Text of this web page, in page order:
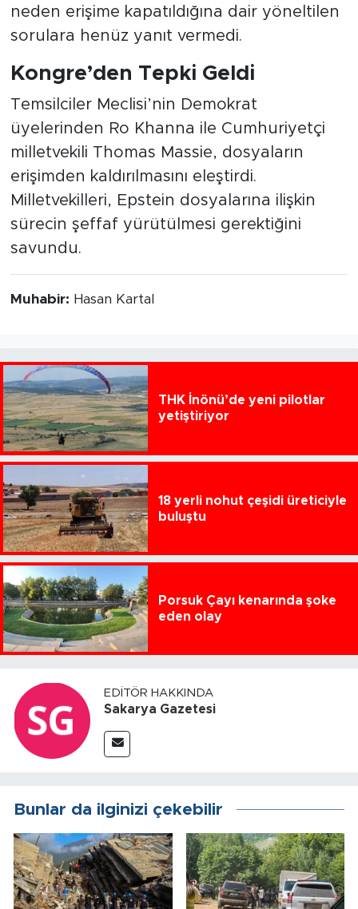
neden erişime kapatıldığına dair yöneltilen
sorulara henüz yanıt vermedi.
Kongre’den Tepki Geldi
Temsilciler Meclisi’nin Demokrat
üyelerinden Ro Khanna ile Cumhuriyetçi
milletvekili Thomas Massie, dosyaların
erişimden kaldırılmasını eleştirdi.
Milletvekilleri, Epstein dosyalarına ilişkin
sürecin şeffaf yürütülmesi gerektiğini
savundu.
Muhabir: Hasan Kartal
THK İnönü’de yeni pilotlar
yetiştiriyor
18 yerli nohut çeşidi üreticiyle
buluştu
Porsuk Çayı kenarında şoke
eden olay
EDITÖR HAKKINDA
Sakarya Gazetesi
Bunlar da ilginizi çekebilir